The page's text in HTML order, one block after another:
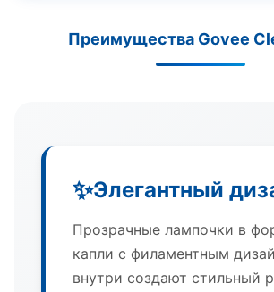
Преимущества Govee
✨Элегантный
Прозрачные лампочки в
капли с филаментным
внутри создают стильный